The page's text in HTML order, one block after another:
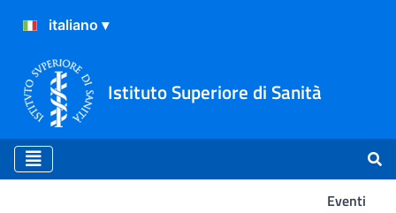
Istituto Superiore di Sanità
Eventi